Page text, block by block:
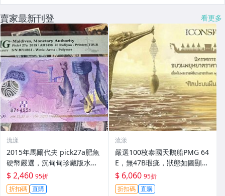
賣家最新刊登 看更多
流漾
2015年馬爾代夫 pick27a肥魚
硬幣嚴選，沉甸甸珍藏版水彩
風創意藝術品 20 B714951 套
裝 銀幣 硬幣收藏
$ 2,460 95折
折扣碼 直購
流漾
嚴選100枚泰國天鵝船PMG 64
E，無47B瑕疵，狀態如圖顯示
天鵝船 PMG 數幣
$ 6,060 95折
折扣碼 直購